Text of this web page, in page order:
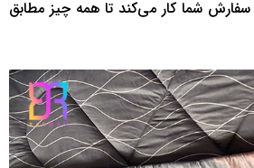
شما کار می‌کند تا همه چیز مطابق